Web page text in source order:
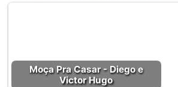
Moça Pra Casar - Diego e
Victor Hugo